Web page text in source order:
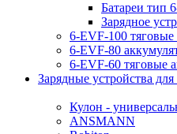
Батареи тип
Зарядное
6-EVF-100
6-EVF-80
6-EVF-60 тяговые
Зарядные устройства
Кулон -
ANSMANN